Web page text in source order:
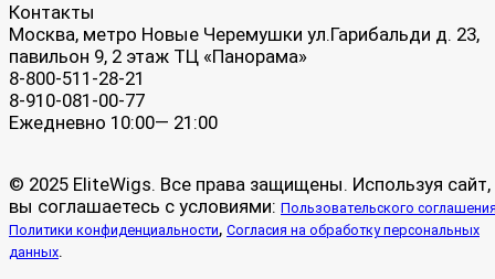
Контакты
Москва, метро Новые Черемушки ул.Гарибальди д. 23,
павильон 9, 2 этаж ТЦ «Панорама»
8-800-511-28-21
8-910-081-00-77
Ежедневно 10:00— 21:00
© 2025 EliteWigs. Все права защищены. Используя сайт,
вы соглашаетесь с условиями: Пользовательского
Политики конфиденциальности, Согласия на обработку персональных
данных.